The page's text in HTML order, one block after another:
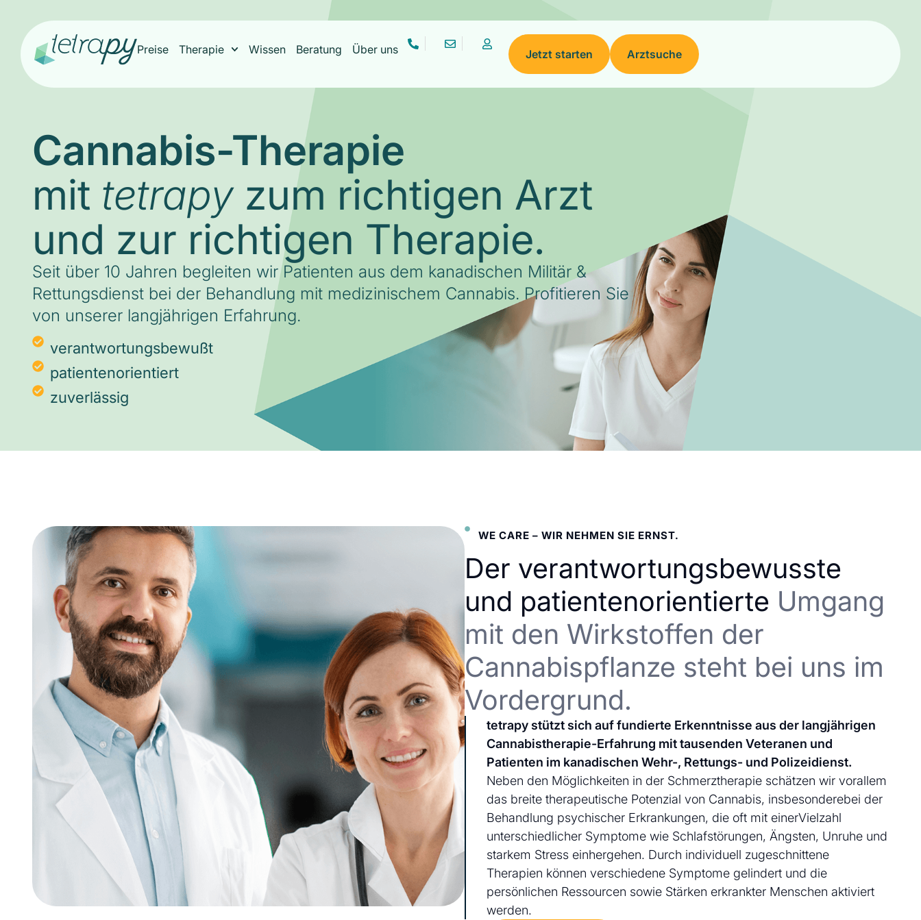
Preise Therapie Wissen Beratung Über uns Jetzt starten Arztsuche
Cannabis-Therapie
mit tetrapyzum richtigen Arzt
und zur richtigen Therapie.
Seit über 10 Jahren begleiten wir Patienten aus dem kanadischen Militär &
Rettungsdienst bei der Behandlung mit medizinischem Cannabis. Profitieren Sie
von unserer langjährigen Erfahrung.
verantwortungsbewußt
patientenorientiert
zuverlässig
WE CARE – WIR NEHMEN SIE ERNST.
Der verantwortungsbewusste
und patientenorientierte Umgang
mit den Wirkstoffen der
Cannabispflanze steht bei uns im
Vordergrund.
tetrapy stützt sich auf fundierte Erkenntnisse aus der langjährigen
Cannabistherapie-Erfahrung mit tausenden Veteranen und
Patienten im kanadischen Wehr-, Rettungs- und Polizeidienst.
Neben den Möglichkeiten in der Schmerztherapie schätzen wir vorallem
das breite therapeutische Potenzial von Cannabis, insbesonderebei der
Behandlung psychischer Erkrankungen, die oft mit einerVielzahl
unterschiedlicher Symptome wie Schlafstörungen, Ängsten, Unruhe und
starkem Stress einhergehen. Durch individuell zugeschnittene
Therapien können verschiedene Symptome gelindert und die
persönlichen Ressourcen sowie Stärken erkrankter Menschen aktiviert
werden.